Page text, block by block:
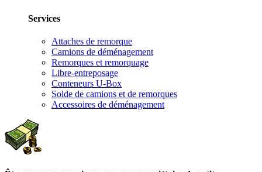
Services
Attaches de remorque
Camions de déménagement
Remorques et remorquage
Libre-entreposage
Conteneurs U-Box
Solde de camions et de remorques
Accessoires de déménagement